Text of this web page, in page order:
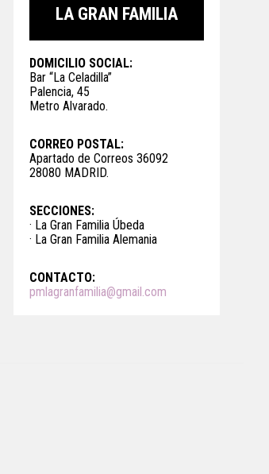
LA GRAN FAMILIA
DOMICILIO SOCIAL:
Bar “La Celadilla”
Palencia, 45
Metro Alvarado.
CORREO POSTAL:
Apartado de Correos 36092
28080 MADRID.
SECCIONES:
· La Gran Familia Úbeda
· La Gran Familia Alemania
CONTACTO:
pmlagranfamilia@gmail.com